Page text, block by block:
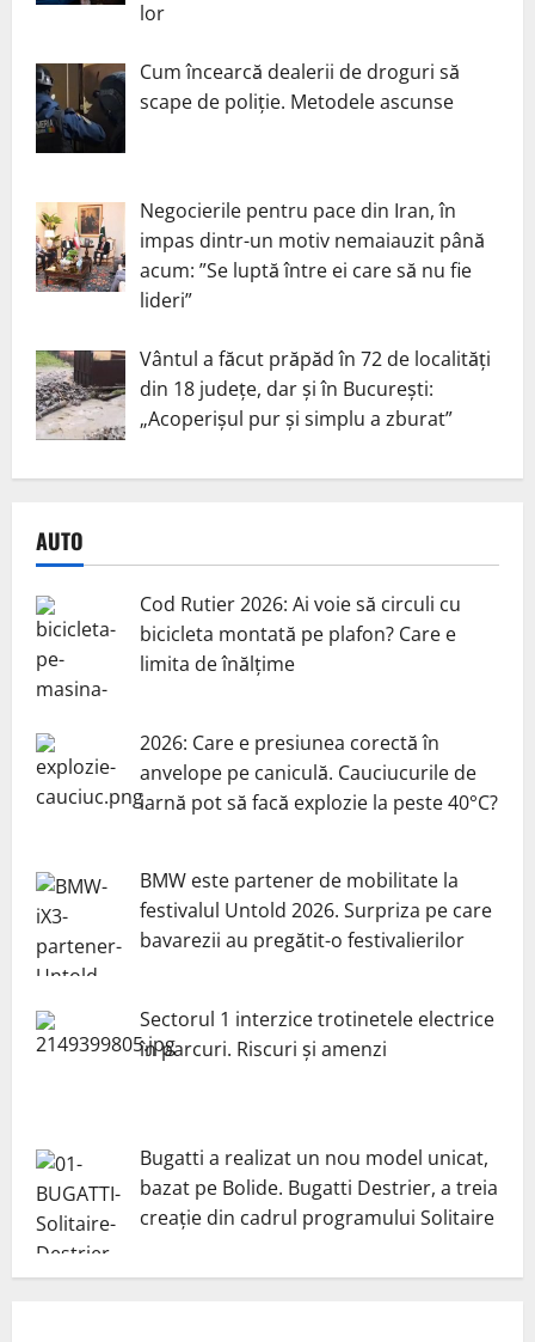
lor
Cum încearcă dealerii de droguri să
scape de poliție. Metodele ascunse
Negocierile pentru pace din Iran, în
impas dintr-un motiv nemaiauzit până
acum: ”Se luptă între ei care să nu fie
lideri”
Vântul a făcut prăpăd în 72 de localități
din 18 județe, dar și în București:
„Acoperișul pur și simplu a zburat”
AUTO
Cod Rutier 2026: Ai voie să circuli cu
bicicleta montată pe plafon? Care e
limita de înălțime
2026: Care e presiunea corectă în
anvelope pe caniculă. Cauciucurile de
iarnă pot să facă explozie la peste 40°C?
BMW este partener de mobilitate la
festivalul Untold 2026. Surpriza pe care
bavarezii au pregătit-o festivalierilor
Sectorul 1 interzice trotinetele electrice
în parcuri. Riscuri și amenzi
Bugatti a realizat un nou model unicat,
bazat pe Bolide. Bugatti Destrier, a treia
creație din cadrul programului Solitaire